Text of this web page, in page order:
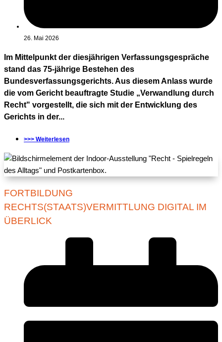
26. Mai 2026
Im Mittelpunkt der diesjährigen Verfassungsgespräche
stand das 75-jährige Bestehen des
Bundesverfassungsgerichts. Aus diesem Anlass wurde
die vom Gericht beauftragte Studie „Verwandlung durch
Recht" vorgestellt, die sich mit der Entwicklung des
Gerichts in der...
>>> Weiterlesen
FORTBILDUNG
RECHTS(STAATS)VERMITTLUNG DIGITAL IM
ÜBERLICK